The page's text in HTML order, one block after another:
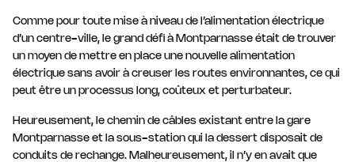
Comme pour toute mise à niveau de l’alimentation électrique
d’un centre-ville, le grand défi à Montparnasse était de trouver
un moyen de mettre en place une nouvelle alimentation
électrique sans avoir à creuser les routes environnantes, ce qui
peut être un processus long, coûteux et perturbateur.
Heureusement, le chemin de câbles existant entre la gare
Montparnasse et la sous-station qui la dessert disposait de
conduits de rechange. Malheureusement, il n’y en avait que